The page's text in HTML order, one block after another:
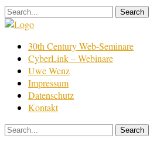
Skip
to
Film
Bearbeitung
30th Century Web-Seminare
CyberLink – Webinare
Uwe Wenz
Impressum
Datenschutz
Kontakt